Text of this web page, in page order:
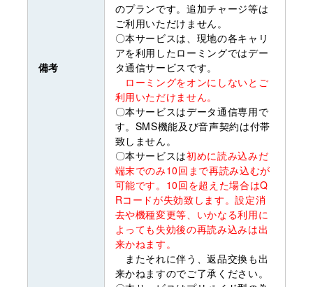
備考
のプランです。追加チャージ等は
ご利用いただけません。
〇本サービスは、現地の各キャリ
アを利用したローミングではデー
タ通信サービスです。
ローミングをオンにしないとご
利用いただけません。
〇本サービスはデータ通信専用で
す。SMS機能及び音声契約は付帯
致しません。
〇本サービスは初めに読み込みだ
端末でのみ10回まで再読み込むが
可能です。10回を超えた場合はQ
Rコードが失効致します。設定消
去や機種変更等、いかなる利用に
よっても失効後の再読み込みは出
来かねます。
またそれに伴う、返品交換も出
来かねますのでご了承ください。